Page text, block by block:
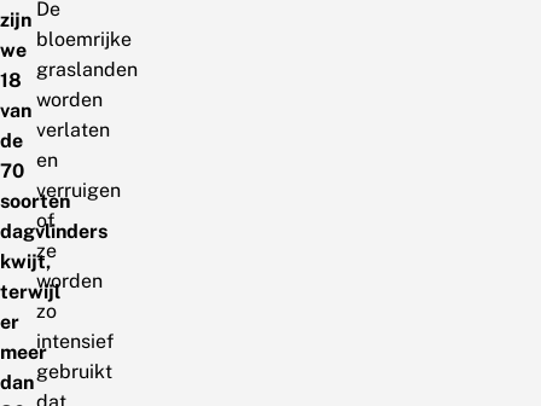
zijn
we
18
van
de
70
soorten
dagvlinders
kwijt,
terwijl
er
meer
dan
De
bloemrijke
graslanden
worden
verlaten
en
verruigen
of
ze
worden
zo
intensief
gebruikt
dat